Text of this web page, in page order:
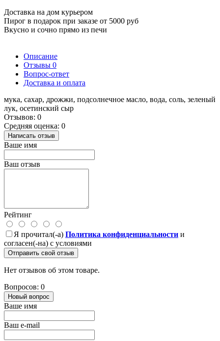
Доставка на дом курьером
Пирог в подарок при заказе от 5000 руб
Вкусно и сочно прямо из печи
Описание
Отзывы 0
Вопрос-ответ
Доставка и оплата
мука, сахар, дрожжи, подсолнечное масло, вода, соль, зеленый
лук, осетинский сыр
Отзывов: 0
Средняя оценка: 0
Написать отзыв
Ваше имя
Ваш отзыв
Рейтинг
Я прочитал(-а) Политика конфиденциальности и
согласен(-на) с условиями
Отправить свой отзыв
Нет отзывов об этом товаре.
Вопросов: 0
Новый вопрос
Ваше имя
Ваш e-mail